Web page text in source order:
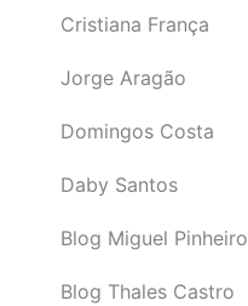
Cristiana França
Jorge Aragão
Domingos Costa
Daby Santos
Blog Miguel Pinheiro
Blog Thales Castro